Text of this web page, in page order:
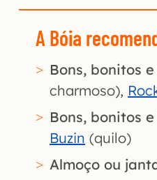
A Bóia
Bons, bonitos
charmoso),
Bons, bonitos
Buzin (quilo)
Almoço ou